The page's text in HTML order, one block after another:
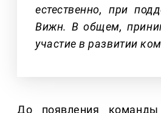
естественно, при
Вижн. В общем,
участие в развитии
До появления